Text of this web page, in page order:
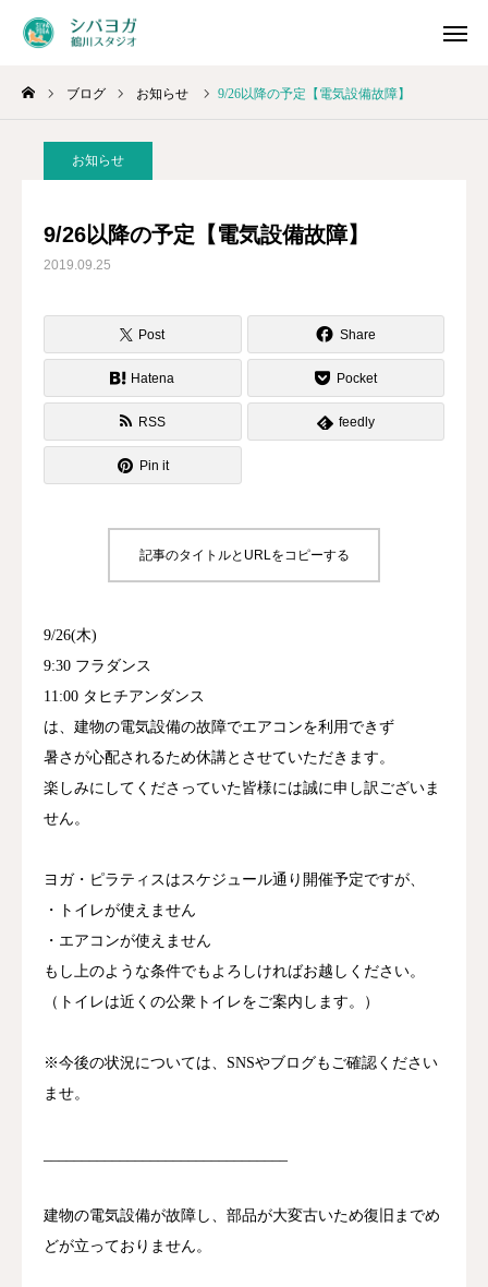
ブログ お知らせ 9/26以降の予定【電気設備故障】
お知らせ
9/26以降の予定【電気設備故障】
2019.09.25
Post Share
Hatena Pocket
RSS feedly
Pin it
記事のタイトルとURLをコピーする
9/26(木)
9:30 フラダンス
11:00 タヒチアンダンス
は、建物の電気設備の故障でエアコンを利用できず
暑さが心配されるため休講とさせていただきます。
楽しみにしてくださっていた皆様には誠に申し訳ございま
せん。
ヨガ・ピラティスはスケジュール通り開催予定ですが、
・トイレが使えません
・エアコンが使えません
もし上のような条件でもよろしければお越しください。
（トイレは近くの公衆トイレをご案内します。）
※今後の状況については、SNSやブログもご確認ください
ませ。
建物の電気設備が故障し、部品が大変古いため復旧までめ
どが立っておりません。
スケジュール
お知らせ
ご利用方法
インストラクター
アクセス
お問合せ